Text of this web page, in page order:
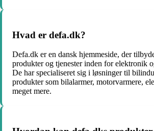
Hvad er defa.dk?
Defa.dk er en dansk hjemmeside, der
produkter og tjenester inden for elektronik
De har specialiseret sig i løsninger til
produkter som bilalarmer, motorvarmere,
meget mere.